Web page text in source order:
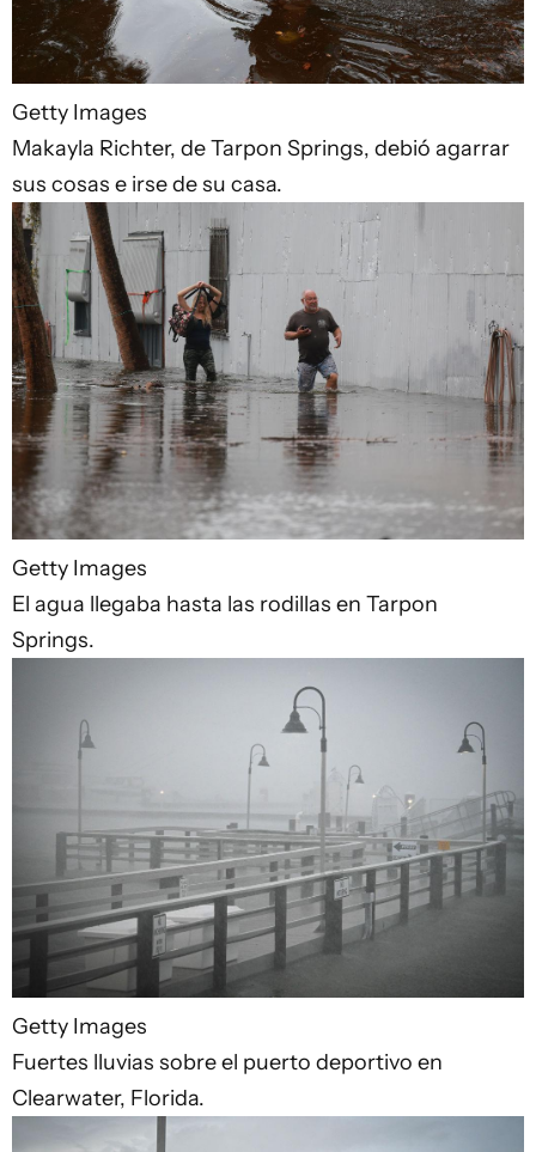
Getty Images
Makayla Richter, de Tarpon Springs, debió agarrar
sus cosas e irse de su casa.
Getty Images
El agua llegaba hasta las rodillas en Tarpon
Springs.
Getty Images
Fuertes lluvias sobre el puerto deportivo en
Clearwater, Florida.